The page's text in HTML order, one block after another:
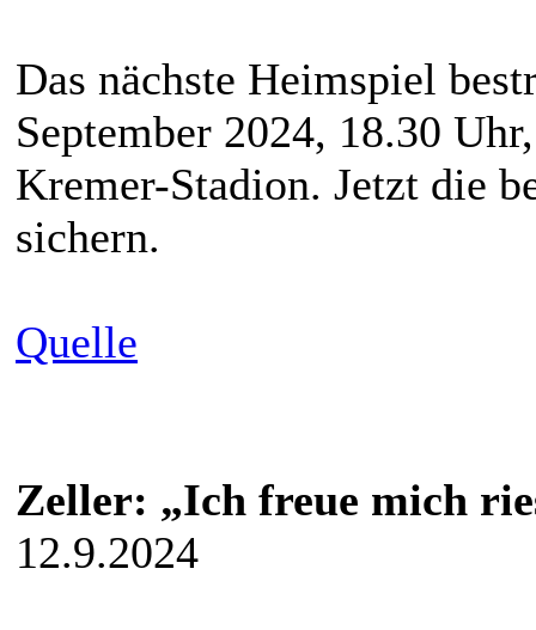
Das nächste Heimspiel
September 2024, 18.30
Kremer-Stadion. Jetzt die
sichern.
Quelle
Zeller: „Ich freue mich
12.9.2024